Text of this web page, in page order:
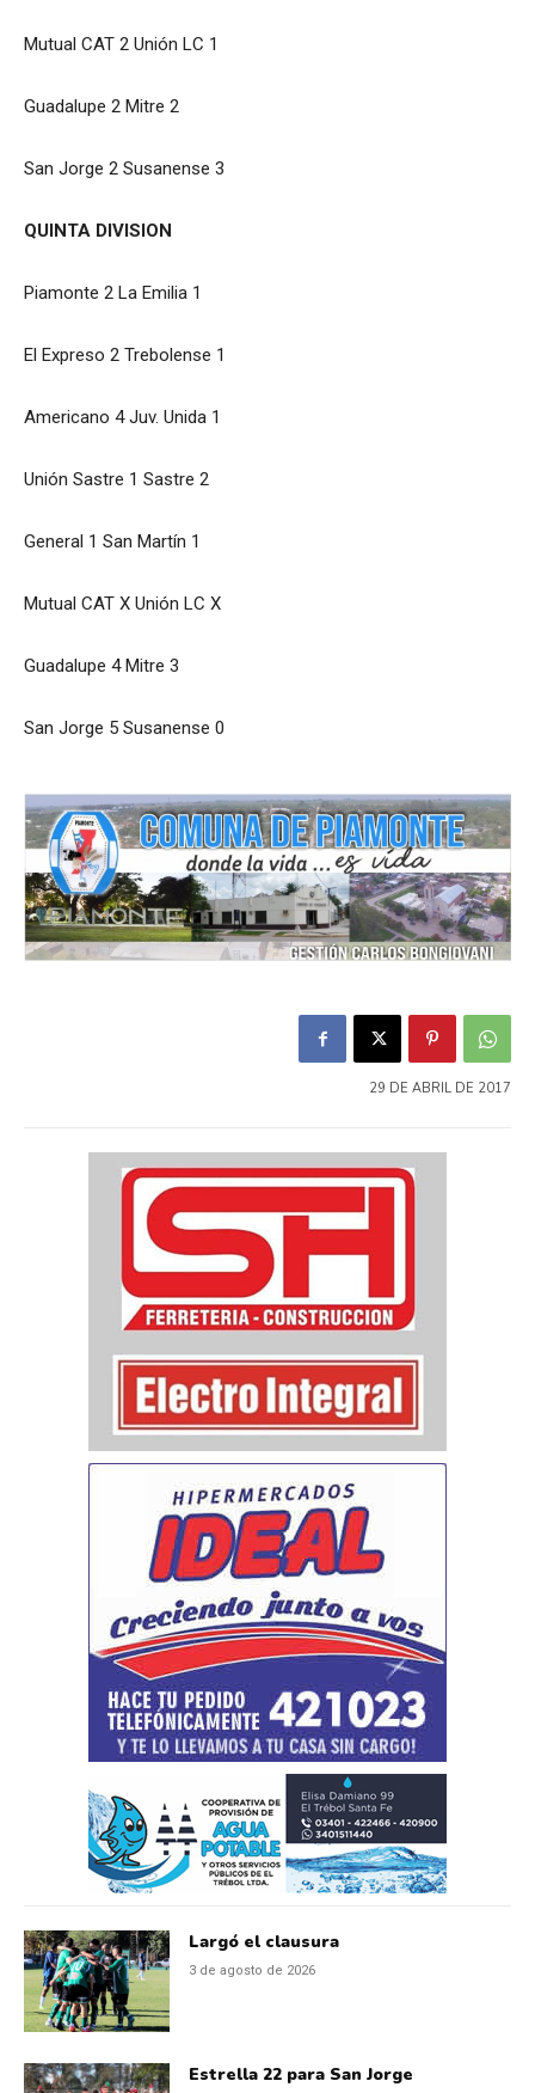
Mutual CAT 2 Unión LC 1
Guadalupe 2 Mitre 2
San Jorge 2 Susanense 3
QUINTA DIVISION
Piamonte 2 La Emilia 1
El Expreso 2 Trebolense 1
Americano 4 Juv. Unida 1
Unión Sastre 1 Sastre 2
General 1 San Martín 1
Mutual CAT X Unión LC X
Guadalupe 4 Mitre 3
San Jorge 5 Susanense 0
29 DE ABRIL DE 2017
Largó el clausura
3 de agosto de 2026
Estrella 22 para San Jorge